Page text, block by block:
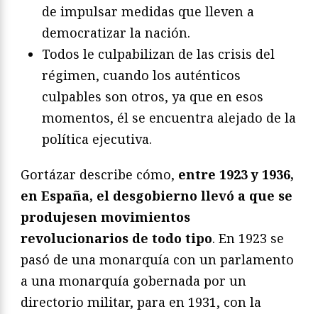
de impulsar medidas que lleven a
democratizar la nación.
Todos le culpabilizan de las crisis del
régimen, cuando los auténticos
culpables son otros, ya que en esos
momentos, él se encuentra alejado de la
política ejecutiva.
Gortázar describe cómo, entre 1923 y 1936,
en España, el desgobierno llevó a que se
produjesen movimientos
revolucionarios de todo tipo. En 1923 se
pasó de una monarquía con un parlamento
a una monarquía gobernada por un
directorio militar, para en 1931, con la